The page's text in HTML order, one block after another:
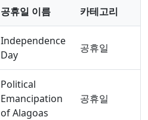
공휴일 이름 카테고리
Independence
Day
공휴일
Political
Emancipation
of Alagoas
공휴일